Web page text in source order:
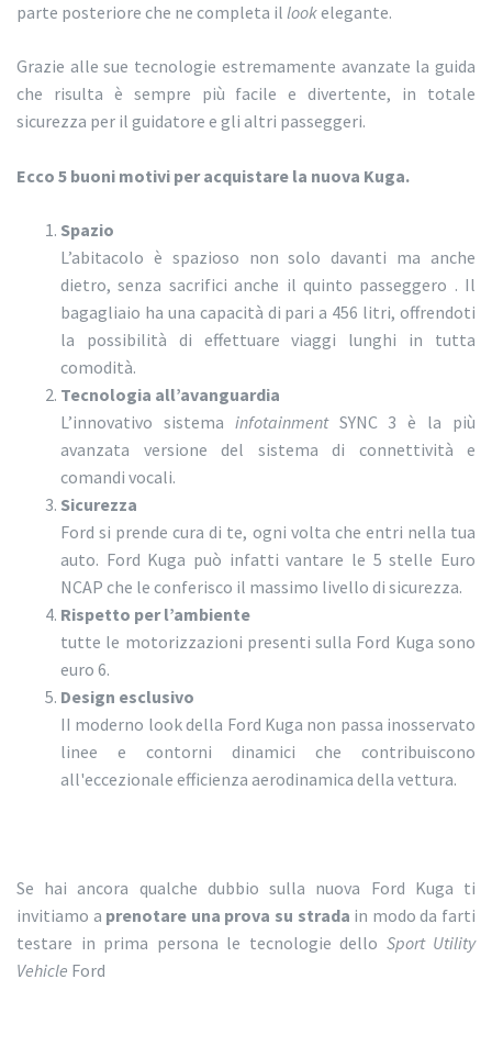
parte posteriore che ne completa il lookelegante.
Grazie alle sue tecnologie estremamente avanzate la guida
che risulta è sempre più facile e divertente, in totale
sicurezza per il guidatore e gli altri passeggeri.
Ecco 5 buoni motivi per acquistare la nuova Kuga.
Spazio
L’abitacolo è spazioso non solo davanti ma anche
dietro, senza sacrifici anche il quinto passeggero . Il
bagagliaio ha una capacità di pari a 456 litri, offrendoti
la possibilità di effettuare viaggi lunghi in tutta
comodità.
Tecnologia all’avanguardia
L’innovativo sistema infotainmentSYNC 3 è la più
avanzata versione del sistema di connettività e
comandi vocali.
Sicurezza
Ford si prende cura di te, ogni volta che entri nella tua
auto. Ford Kuga può infatti vantare le 5 stelle Euro
NCAP che le conferisco il massimo livello di sicurezza.
Rispetto per l’ambiente
tutte le motorizzazioni presenti sulla Ford Kuga sono
euro 6.
Design esclusivo
II moderno look della Ford Kuga non passa inosservato
linee e contorni dinamici che contribuiscono
all'eccezionale efficienza aerodinamica della vettura.
Se hai ancora qualche dubbio sulla nuova Ford Kuga ti
invitiamo a prenotare una prova su strada in modo da farti
testare in prima persona le tecnologie dello Sport Utility
Vehicle Ford